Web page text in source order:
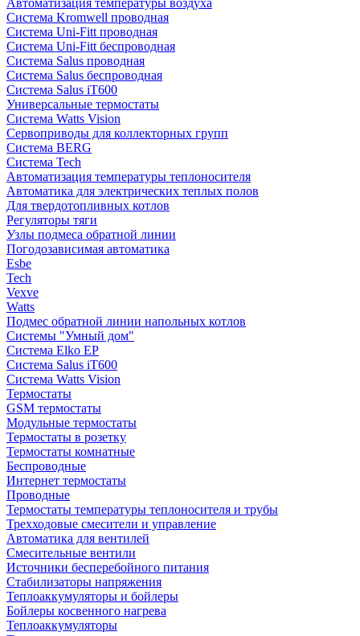
Система Kromwell проводная
Система Uni-Fitt проводная
Система Uni-Fitt беспроводная
Система Salus проводная
Система Salus беспроводная
Система Salus iT600
Универсальные термостаты
Система Watts Vision
Сервоприводы для коллекторных групп
Система BERG
Система Tech
Автоматизация температуры теплоносителя
Автоматика для электрических теплых полов
Для твердотопливных котлов
Регуляторы тяги
Узлы подмеса обратной линии
Погодозависимая автоматика
Esbe
Tech
Vexve
Watts
Подмес обратной линии напольных котлов
Системы "Умный дом"
Система Elko EP
Система Salus iT600
Система Watts Vision
Термостаты
GSM термостаты
Модульные термостаты
Термостаты в розетку
Термостаты комнатные
Беспроводные
Интернет термостаты
Проводные
Термостаты температуры теплоносителя и трубы
Трехходовые смесители и управление
Автоматика для вентилей
Смесительные вентили
Источники бесперебойного питания
Стабилизаторы напряжения
Теплоаккумуляторы и бойлеры
Бойлеры косвенного нагрева
Теплоаккумуляторы